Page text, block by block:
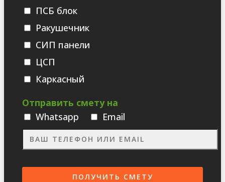
ПСБ блок
Ракушечник
СИП панели
ЦСП
Каркасный
Отправить смету на
Whatsаpp
Email